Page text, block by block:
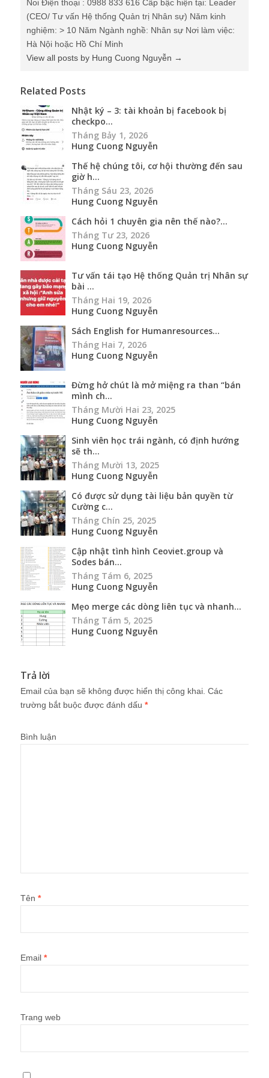
Noi Điện thoại : 0988 833 616 Cấp bậc hiện tại: Leader
(CEO/ Tư vấn Hệ thống Quản trị Nhân sự) Năm kinh
nghiệm: > 10 Năm Ngành nghề: Nhân sự Nơi làm việc:
Hà Nội hoặc Hồ Chí Minh
View all posts by Hung Cuong Nguyễn →
Related Posts
Nhật ký – 3: tài khoản bị facebook bị
checkpo...
Tháng Bảy 1, 2026
Hung Cuong Nguyễn
Thế hệ chúng tôi, cơ hội thường đến sau
giờ h...
Tháng Sáu 23, 2026
Hung Cuong Nguyễn
Cách hỏi 1 chuyên gia nên thế nào?...
Tháng Tư 23, 2026
Hung Cuong Nguyễn
Tư vấn tái tạo Hệ thống Quản trị Nhân sự
bài ...
Tháng Hai 19, 2026
Hung Cuong Nguyễn
Sách English for Humanresources...
Tháng Hai 7, 2026
Hung Cuong Nguyễn
Đừng hở chút là mở miệng ra than “bán
mình ch...
Tháng Mười Hai 23, 2025
Hung Cuong Nguyễn
Sinh viên học trái ngành, có định hướng
sẽ th...
Tháng Mười 13, 2025
Hung Cuong Nguyễn
Có được sử dụng tài liệu bản quyền từ
Cường c...
Tháng Chín 25, 2025
Hung Cuong Nguyễn
Cập nhật tình hình Ceoviet.group và
Sodes bán...
Tháng Tám 6, 2025
Hung Cuong Nguyễn
Mẹo merge các dòng liên tục và nhanh...
Tháng Tám 5, 2025
Hung Cuong Nguyễn
Trả lời
Email của bạn sẽ không được hiển thị công khai. Các
trường bắt buộc được đánh dấu *
Bình luận
Tên *
Email *
Trang web